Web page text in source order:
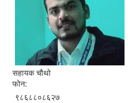
सहायक चौथो
फोन:
९८६८८०८६२७